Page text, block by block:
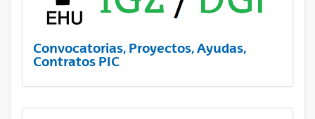
Convocatorias, Proyectos, Ayudas,
Contratos PIC